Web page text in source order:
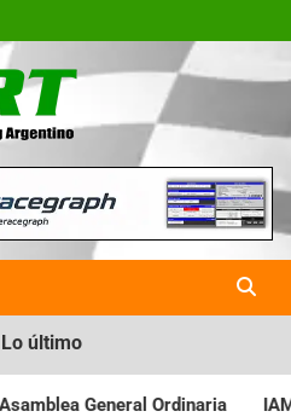
La Revista
Karting en
Lo último
IAME SERIES ARGENTINA: